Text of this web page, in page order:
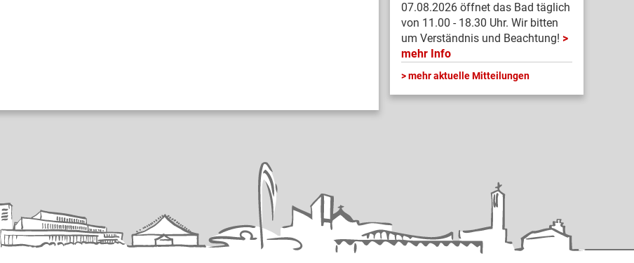
07.08.2026 öffnet das Bad täglich
von 11.00 - 18.30 Uhr. Wir bitten
um Verständnis und Beachtung!
mehr Info
mehr aktuelle Mitteilungen